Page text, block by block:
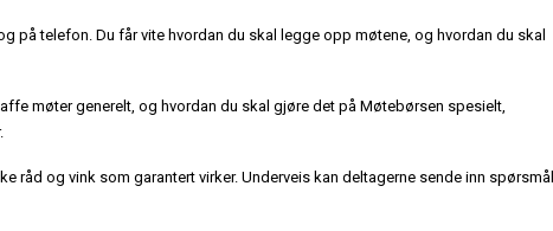
på telefon. Du får vite hvordan du skal legge opp møtene, og hvordan du skal
møter generelt, og hvordan du skal gjøre det på Møtebørsen spesielt,
råd og vink som garantert virker. Underveis kan deltagerne sende inn spørsmål.